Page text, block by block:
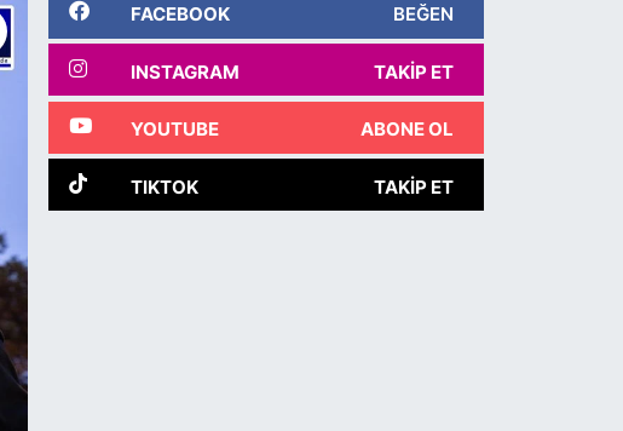
FACEBOOK BEĞEN
INSTAGRAM TAKIP ET
YOUTUBE ABONE OL
TIKTOK TAKIP ET